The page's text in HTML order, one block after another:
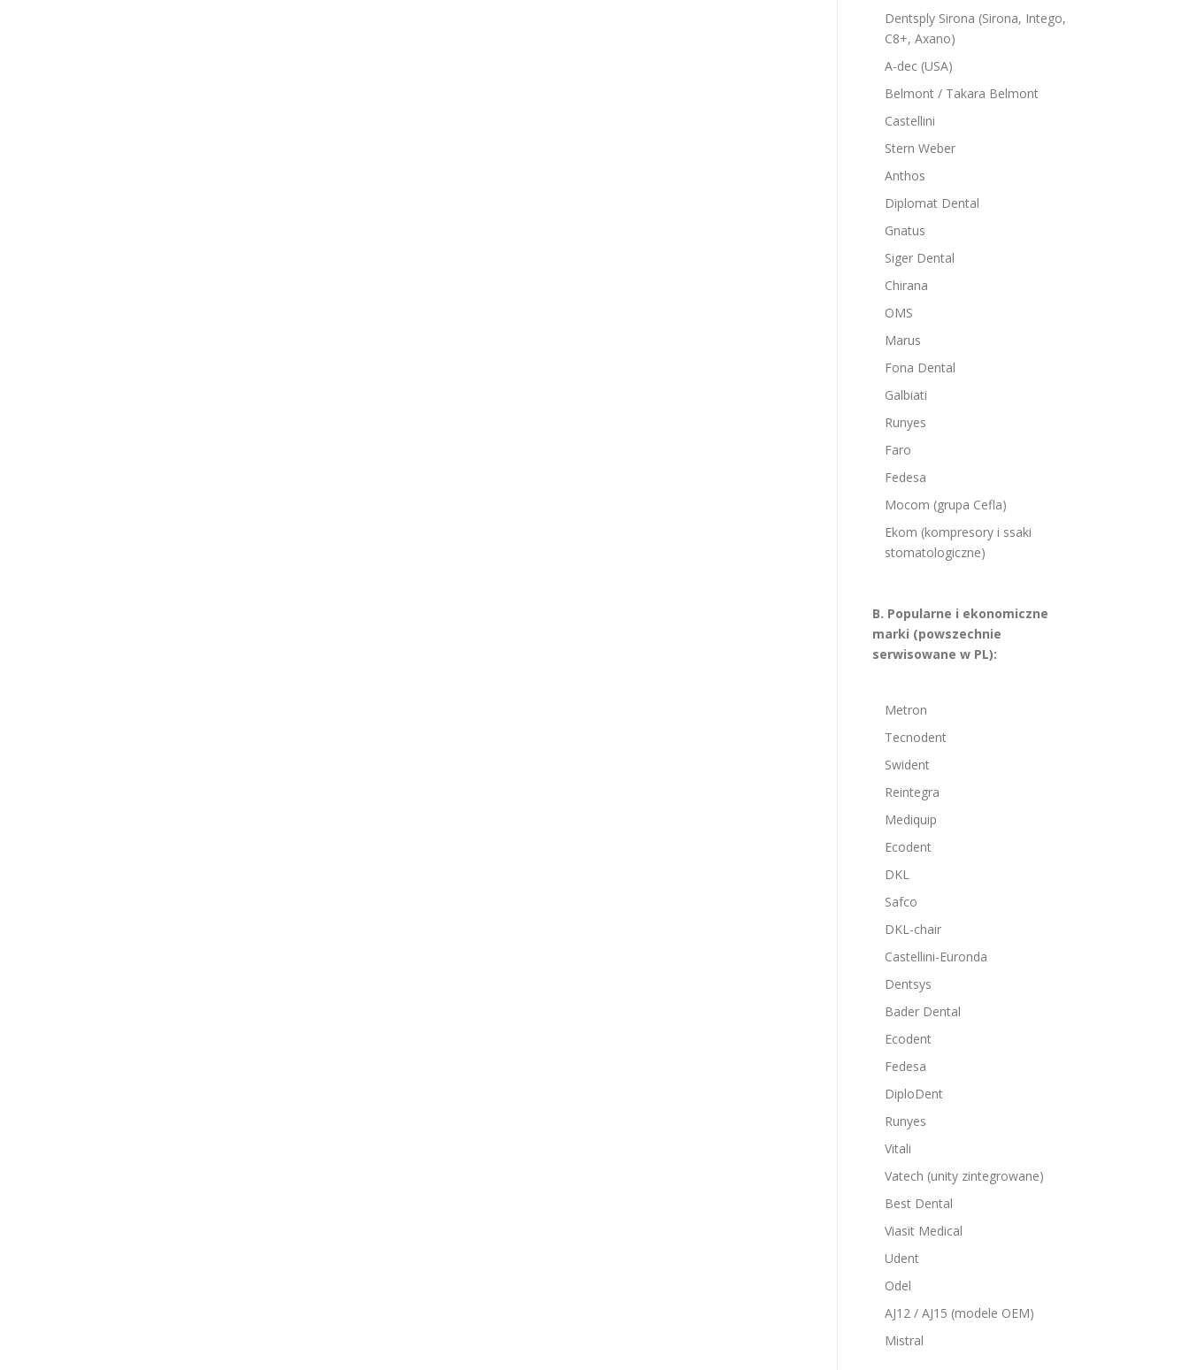
Dentsply Sirona (Sirona, Intego,
C8+, Axano)
A-dec (USA)
Belmont / Takara Belmont
Castellini
Stern Weber
Anthos
Diplomat Dental
Gnatus
Siger Dental
Chirana
OMS
Marus
Fona Dental
Galbiati
Runyes
Faro
Fedesa
Mocom (grupa Cefla)
Ekom (kompresory i ssaki
stomatologiczne)
B. Popularne i ekonomiczne
marki (powszechnie
serwisowane w PL):
Metron
Tecnodent
Swident
Reintegra
Mediquip
Ecodent
DKL
Safco
DKL-chair
Castellini-Euronda
Dentsys
Bader Dental
Ecodent
Fedesa
DiploDent
Runyes
Vitali
Vatech (unity zintegrowane)
Best Dental
Viasit Medical
Udent
Odel
AJ12 / AJ15 (modele OEM)
Mistral